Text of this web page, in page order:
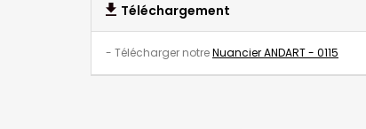
Téléchargement
- Télécharger notreNuancier ANDART - 0115